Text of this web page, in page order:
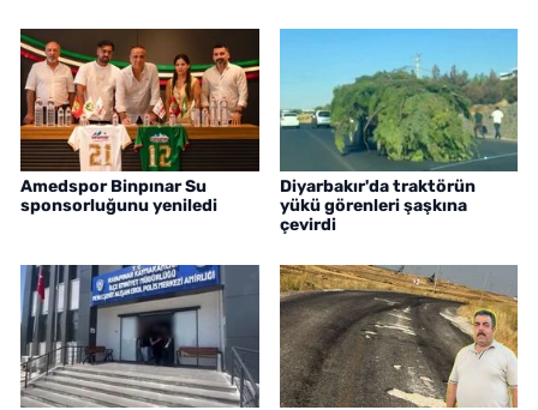
Amedspor Binpınar Su
sponsorluğunu yeniledi
Diyarbakır'da traktörün
yükü görenleri şaşkına
çevirdi